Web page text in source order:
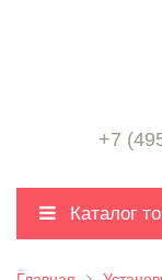
+7
Каталог